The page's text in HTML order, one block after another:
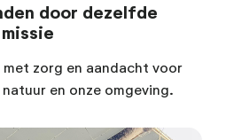
door dezelfde
missie
met zorg en aandacht voor
en onze omgeving.